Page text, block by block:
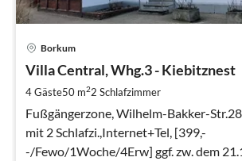
Borkum
Villa Central, Whg.3 - Kiebitznest
4 Gäste50 m22 Schlafzimmer
Fußgängerzone, Wilhelm-Bakker-
mit 2 Schlafzi.,Internet+Tel, [399,-
-/Fewo/1Woche/4Erw] ggf. zw. dem